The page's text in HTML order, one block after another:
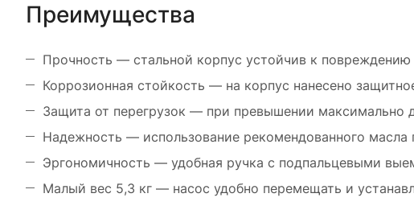
Преимущества
Прочность — стальной корпус устойчив к повреждению
Коррозионная стойкость — на корпус нанесено
Защита от перегрузок — при превышении максимально
Надежность — использование рекомендованного масла
Эргономичность — удобная ручка с подпальцевыми
Малый вес 5,3 кг — насос удобно перемещать и